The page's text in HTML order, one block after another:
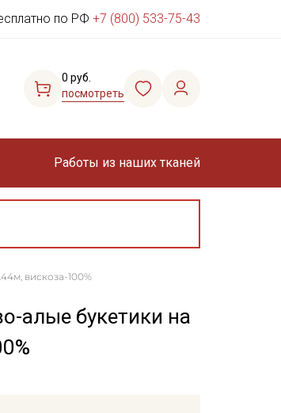
по РФ +7 (800) 533-75-43
0 руб.
посмотреть
Работы из наших тканей
вискоза-100%
алые букетики на